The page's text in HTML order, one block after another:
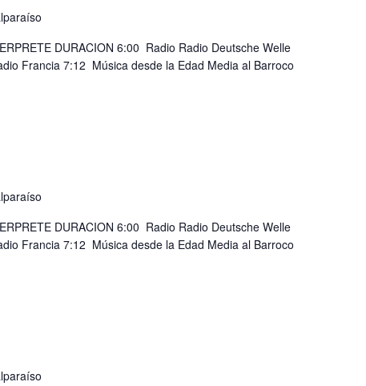
DURACION 6:00 Radio Radio Deutsche Welle
Francia 7:12 Música desde la Edad Media al Barroco
DURACION 6:00 Radio Radio Deutsche Welle
Francia 7:12 Música desde la Edad Media al Barroco